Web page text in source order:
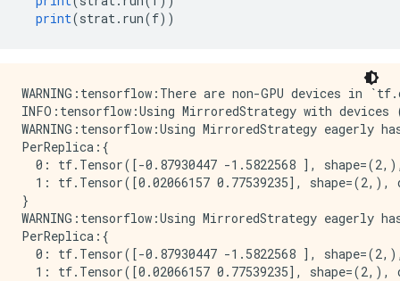
print(strat. run(f))
WARNING:tensorflow:There are non-GPU devices
INFO:tensorflow:Using MirroredStrategy with
WARNING:tensorflow:Using MirroredStrategy
PerReplica:{
0: tf.Tensor([-0.87930447 -1.5822568 ],
1: tf.Tensor([0.02066157 0.77539235], shape=(2,),
}
WARNING:tensorflow:Using MirroredStrategy
PerReplica:{
0: tf.Tensor([-0.87930447 -1.5822568 ],
1: tf.Tensor([0.02066157 0.77539235], shape=(2,),